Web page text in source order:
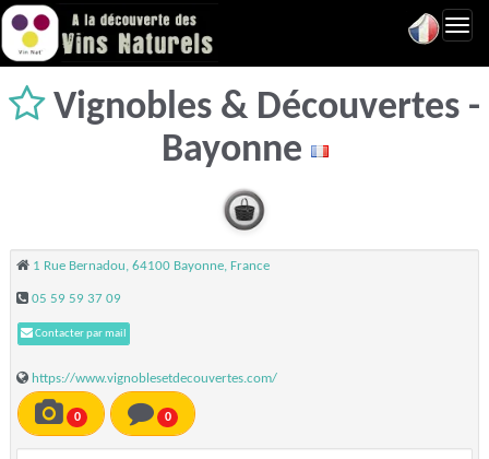
Vignobles & Découvertes -
Bayonne
1 Rue Bernadou, 64100 Bayonne, France
05 59 59 37 09
Contacter par mail
https://www.vignoblesetdecouvertes.com/
0 0